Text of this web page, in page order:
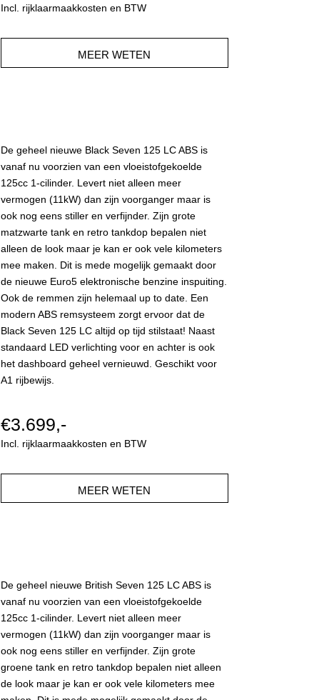
Incl. rijklaarmaakkosten en BTW
MEER WETEN
De geheel nieuwe Black Seven 125 LC ABS is
vanaf nu voorzien van een vloeistofgekoelde
125cc 1-cilinder. Levert niet alleen meer
vermogen (11kW) dan zijn voorganger maar is
ook nog eens stiller en verfijnder. Zijn grote
matzwarte tank en retro tankdop bepalen niet
alleen de look maar je kan er ook vele kilometers
mee maken. Dit is mede mogelijk gemaakt door
de nieuwe Euro5 elektronische benzine inspuiting.
Ook de remmen zijn helemaal up to date. Een
modern ABS remsysteem zorgt ervoor dat de
Black Seven 125 LC altijd op tijd stilstaat! Naast
standaard LED verlichting voor en achter is ook
het dashboard geheel vernieuwd. Geschikt voor
A1 rijbewijs.
€3.699,-
Incl. rijklaarmaakkosten en BTW
MEER WETEN
De geheel nieuwe British Seven 125 LC ABS is
vanaf nu voorzien van een vloeistofgekoelde
125cc 1-cilinder. Levert niet alleen meer
vermogen (11kW) dan zijn voorganger maar is
ook nog eens stiller en verfijnder. Zijn grote
groene tank en retro tankdop bepalen niet alleen
de look maar je kan er ook vele kilometers mee